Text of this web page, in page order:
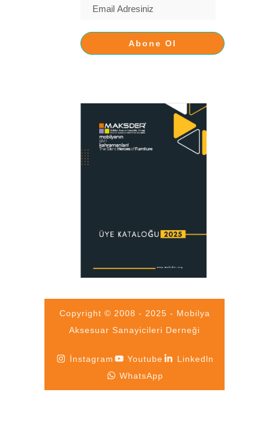
Copyright © 2008 - 2025 - Mobilya
Aksesuar Sanayicileri Derneği
İnstagram Youtube
Linkedln
WhatsApp